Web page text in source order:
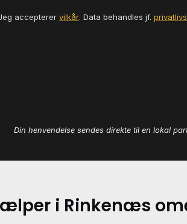
accepterer vilkår. Data behandles jf.
Din henvendelse sendes direkte til en lokal
i Rinkenæs